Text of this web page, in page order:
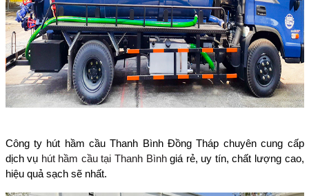
Công ty hút hầm cầu Thanh Bình Đồng Tháp chuyên cung cấp
dịch vụ hút hầm cầu tại Thanh Bìnhgiá rẻ, uy tín, chất lượng cao,
hiệu quả sạch sẽ nhất.